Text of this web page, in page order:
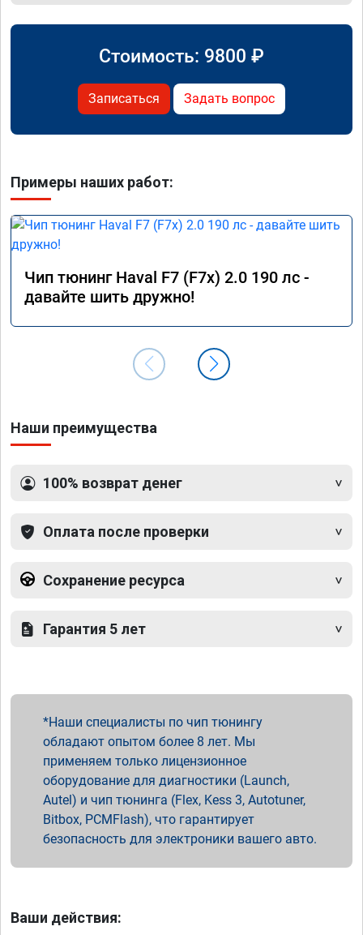
Стоимость: 9800 ₽
Записаться Задать вопрос
Примеры наших работ:
Чип тюнинг Haval F7 (F7x) 2.0 190 лс -
давайте шить дружно!
Наши преимущества
100% возврат денег
Оплата после проверки
Сохранение ресурса
Гарантия 5 лет
Наши специалисты по чип тюнингу
обладают опытом более 8 лет. Мы
применяем только лицензионное
оборудование для диагностики (Launch,
Autel) и чип тюнинга (Flex, Kess 3, Autotuner,
Bitbox, PCMFlash), что гарантирует
безопасность для электроники вашего авто.
Ваши действия: